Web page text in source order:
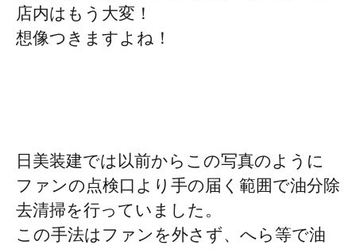
店内はもう大変！
想像つきますよね！
日美装建では以前からこの写真のように
ファンの点検口より手の届く範囲で油分除
去清掃を行っていました。
この手法はファンを外さず、へら等で油